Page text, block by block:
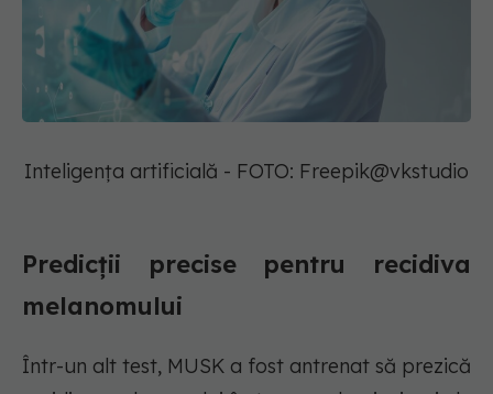
Inteligența artificială - FOTO: Freepik@vkstudio
Predicții precise pentru recidiva
melanomului
Într-un alt test, MUSK a fost antrenat să prezică